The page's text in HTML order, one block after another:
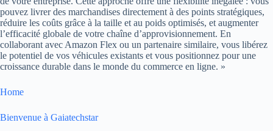
pouvez livrer des marchandises directement à des points stratégiques,
réduire les coûts grâce à la taille et au poids optimisés, et augmenter
l’efficacité globale de votre chaîne d’approvisionnement. En
collaborant avec Amazon Flex ou un partenaire similaire, vous libérez
le potentiel de vos véhicules existants et vous positionnez pour une
croissance durable dans le monde du commerce en ligne. »
Home
Bienvenue à Gaiatechstar